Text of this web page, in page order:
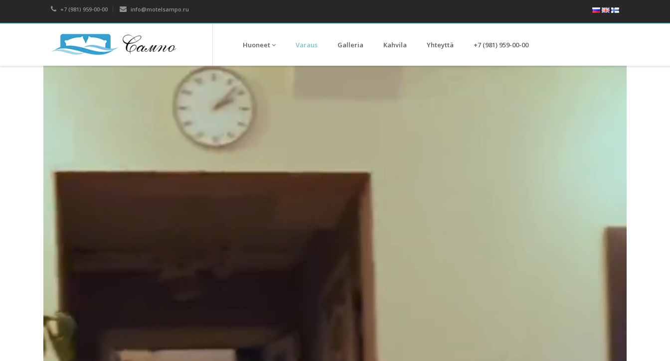
+7 (981) 959-00-00 info@motelsampo.ru
Huoneet Varaus Galleria Kahvila Yhteyttä +7 (981) 959-00-00